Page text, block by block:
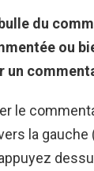
du
ou
un
le
la gauche